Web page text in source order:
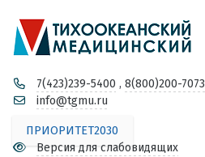
7(423)239-5400 , 8(800)200-7073
info@tgmu.ru
ПРИОРИТЕТ2030
Версия для слабовидящих